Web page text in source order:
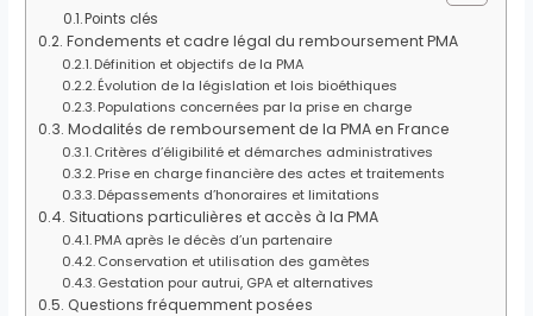
Points clés
Fondements et cadre légal du remboursement PMA
Définition et objectifs de la PMA
Évolution de la législation et lois bioéthiques
Populations concernées par la prise en charge
Modalités de remboursement de la PMA en France
Critères d’éligibilité et démarches administratives
Prise en charge financière des actes et traitements
Dépassements d’honoraires et limitations
Situations particulières et accès à la PMA
PMA après le décès d’un partenaire
Conservation et utilisation des gamètes
Gestation pour autrui, GPA et alternatives
Questions fréquemment posées